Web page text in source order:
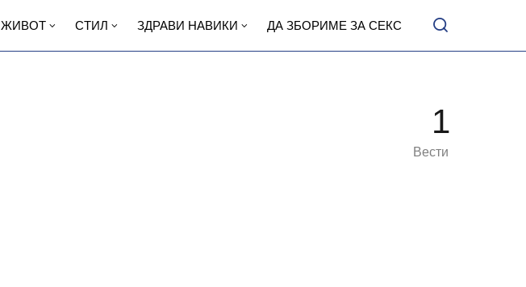
ЖИВОТ СТИЛ ЗДРАВИ НАВИКИ ДА ЗБОРИМЕ ЗА СЕКС
1
Вести